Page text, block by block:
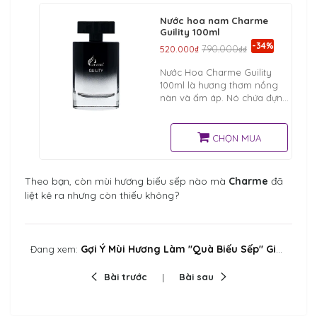
Nước hoa nam Charme
Guility 100ml
520.000₫ 790.000₫₫ -34%
Nước Hoa Charme Guility
100ml là hương thơm nồng
nàn và ấm áp. Nó chứa đựng
nhiệt huyết tạo nên sức hấp
dẫn kỳ lạ với nữ giới.
CHỌN MUA
Theo bạn, còn mùi hương biếu sếp nào mà Charme đã
liệt kê ra nhưng còn thiếu không?
Đang xem: Gợi Ý Mùi Hương Làm "Quà Biếu Sếp" Giúp Bạn Ghi Điểm Tuyệt Đối
Bài trước Bài sau